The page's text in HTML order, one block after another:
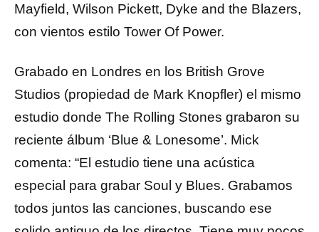
Mayfield, Wilson Pickett, Dyke and the Blazers,
con vientos estilo Tower Of Power.
Grabado en Londres en los British Grove
Studios (propiedad de Mark Knopfler) el mismo
estudio donde The Rolling Stones grabaron su
reciente álbum ‘Blue & Lonesome’. Mick
comenta: “El estudio tiene una acústica
especial para grabar Soul y Blues. Grabamos
todos juntos las canciones, buscando ese